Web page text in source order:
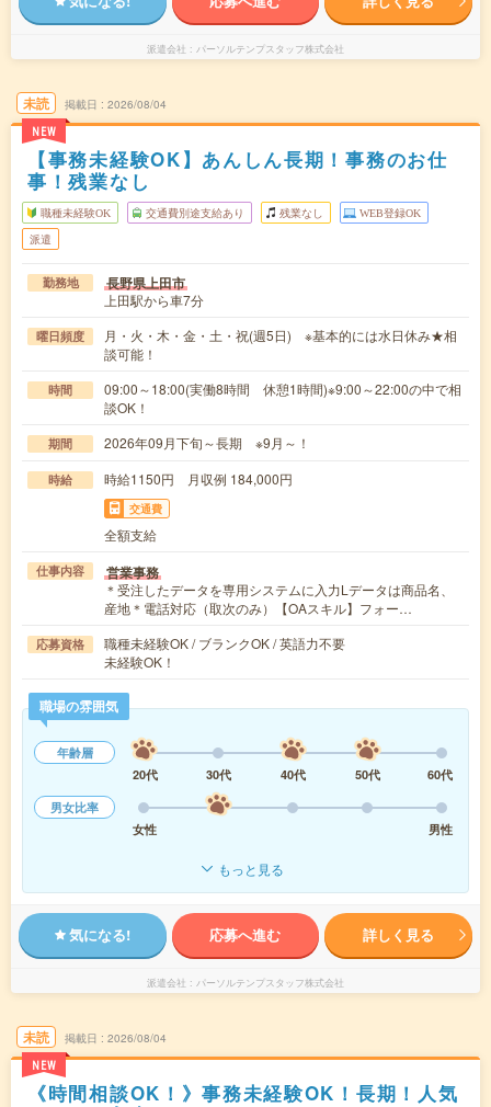
派遣会社 パーソルテンプスタッフ株式会社
未読
NEW
掲載日 2026/08/04
【事務未経験OK】あんしん長期！事務のお仕
事！残業なし
職種未経験OK 交通費別途支給あり 残業なし WEB登録OK
派遣
勤務地 長野県上田市
上田駅から車7分
曜日頻度
月・火・木・金・土・祝(週5日) ※基本的には水日休み★相
談可能！
時間
09:00～18:00(実働8時間 休憩1時間)※9:00～22:00の中で相
談OK！
期間 2026年09月下旬～長期 ※9月～！
時給 時給1150円 月収例 184,000円
交通費
全額支給
仕事内容 営業事務
＊受注したデータを専用システムに入力Lデータは商品名、
産地＊電話対応（取次のみ）【OAスキル】フォー…
応募資格
職種未経験OK / ブランクOK / 英語力不要
未経験OK！
職場の雰囲気
年齢層
20代
30代 40代 50代
60代
男女比率
女性
男性
もっと見る
気になる! 応募へ進む 詳しく見る
派遣会社 パーソルテンプスタッフ株式会社
未読
NEW
掲載日 2026/08/04
《時間相談OK！》事務未経験OK！長期！人気